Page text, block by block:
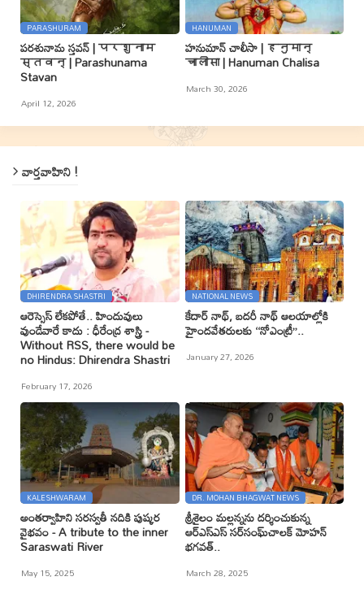
PARASHURAM
పరశునామ స్తవన్ | परशुनाम
स्तवन् | Parashunama
Stavan
April 12, 2026
HANUMAN
హనుమాన్ చాలీసా | हनुमान्
चालीसा | Hanuman Chalisa
March 30, 2026
వార్తవాహిని !
DHIRENDRA SHASTRI
ఆరెస్సెస్ లేకపోతే.. హిందువులు
వుండేవారే కాదు : ధీరేంద్ర శాస్త్రి -
Without RSS, there would be
no Hindus: Dhirendra Shastri
February 17, 2026
NATIONAL NEWS
కేదార్ నాథ్, బదరీ నాథ్ ఆలయాల్లోకి
హైందవేతరులకు ‘‘నోఎంట్రీ’’..
January 27, 2026
KALESHWARAM
అంతర్వాహిని సరస్వతీ నదికి పుష్కర
వైభవం - A tribute to the inner
Saraswati River
May 15, 2025
DR. MOHAN BHAGWAT NEWS
శ్రీశైలం మల్లన్నను దర్శించుకున్న
ఆర్ఎస్ఎస్ సర్‌సంఘ్‌చాలక్ మోహన్
భగవత్..
March 28, 2025